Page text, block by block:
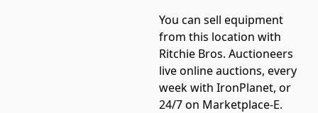
You can sell equipment
from this location with
Ritchie Bros. Auctioneers
live online auctions, every
week with IronPlanet, or
24/7 on Marketplace-E.